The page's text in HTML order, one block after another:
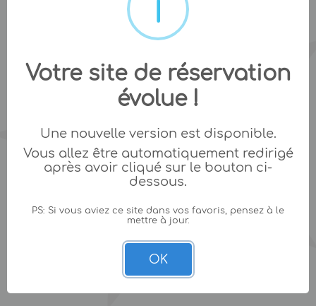
Votre site de réservation
évolue !
Une nouvelle version est disponible.
Vous allez être automatiquement redirigé
après avoir cliqué sur le bouton ci-
dessous.
PS: Si vous aviez ce site dans vos favoris, pensez à le
mettre à jour.
OK